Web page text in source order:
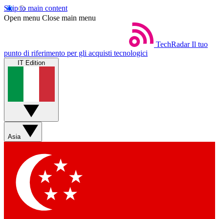
Skip to main content
Open menu Close main menu
TechRadar Il tuo
punto di riferimento per gli acquisti tecnologici
IT Edition
Asia